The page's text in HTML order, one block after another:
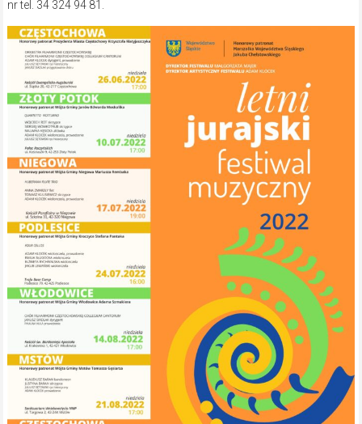
nr tel. 34 324 94 81.